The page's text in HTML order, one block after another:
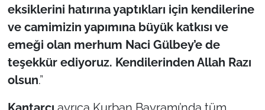
eksiklerini hatırına yaptıkları için kendilerine
ve camimizin yapımına büyük katkısı ve
emeği olan merhum Naci Gülbey’e de
teşekkür ediyoruz. Kendilerinden Allah Razı
olsun.”
Flaş Haber
Dış Haberler
Magazin